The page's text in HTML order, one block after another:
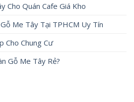
Cho Quán Cafe Giá Kho
Me Tây Tại TPHCM Uy Tín
Cho Chung Cư
Gỗ Me Tây Rẻ?